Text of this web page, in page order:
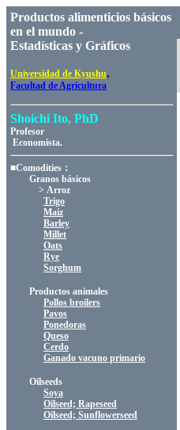
Productos alimenticios básicos
en el mundo -
Estadísticas y Gráficos
Universidad de Kyushu,
Facultad de Agricultura
Shoichi Ito, PhD
Profesor
Economista.
■Comodities：
Granos básicos
> Arroz
Trigo
Maíz
Barley
Millet
Oats
Rye
Sorghum
Productos animales
Pollos broilers
Pavos
Ponedoras
Queso
Cerdo
Ganado vacuno primario
Oilseeds
Soya
Oilseed; Rapeseed
Oilseed; Sunflowerseed